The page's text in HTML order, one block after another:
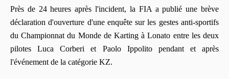
Près de 24 heures après l'incident, la FIA a publié une brève
déclaration d'ouverture d'une enquête sur les gestes anti-sportifs
du Championnat du Monde de Karting à Lonato entre les deux
pilotes Luca Corberi et Paolo Ippolito pendant et après
l'événement de la catégorie KZ.